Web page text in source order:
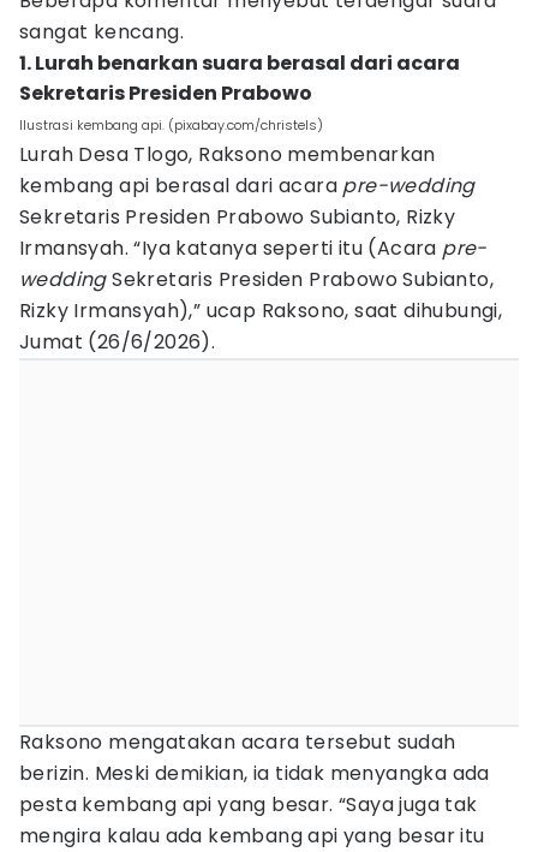
sangat kencang.
1. Lurah benarkan suara berasal dari acara
Sekretaris Presiden Prabowo
Ilustrasi kembang api. (pixabay.com/christels)
Lurah Desa Tlogo, Raksono membenarkan
kembang api berasal dari acara pre-wedding
Sekretaris Presiden Prabowo Subianto, Rizky
Irmansyah. “Iya katanya seperti itu (Acara pre-
weddingSekretaris Presiden Prabowo Subianto,
Rizky Irmansyah),” ucap Raksono, saat dihubungi,
Jumat (26/6/2026).
Raksono mengatakan acara tersebut sudah
berizin. Meski demikian, ia tidak menyangka ada
pesta kembang api yang besar. “Saya juga tak
mengira kalau ada kembang api yang besar itu